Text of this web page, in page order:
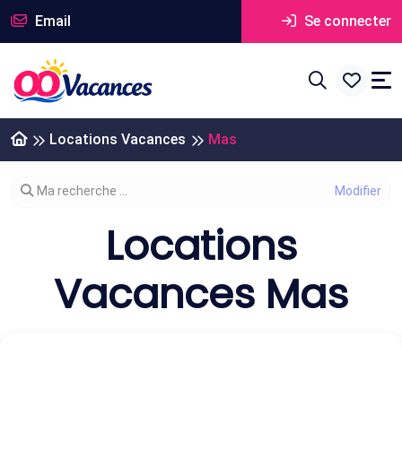
Email Se connecter
Locations Vacances Mas
Modifier votre recherche
Ma recherche ...
Locations
Vacances Mas